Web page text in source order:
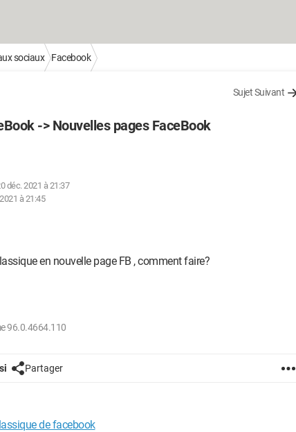
sociaux Facebook
Sujet Suivant
-> Nouvelles pages FaceBook
déc. 2021 à 21:37
à 21:45
en nouvelle page FB , comment faire?
96.0.4664.110
Partager
de facebook